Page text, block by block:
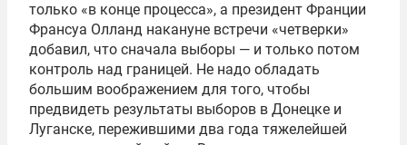
только «в конце процесса», а президент Франции
Франсуа Олланд накануне встречи «четверки»
добавил, что сначала выборы — и только потом
контроль над границей. Не надо обладать
большим воображением для того, чтобы
предвидеть результаты выборов в Донецке и
Луганске, пережившими два года тяжелейшей